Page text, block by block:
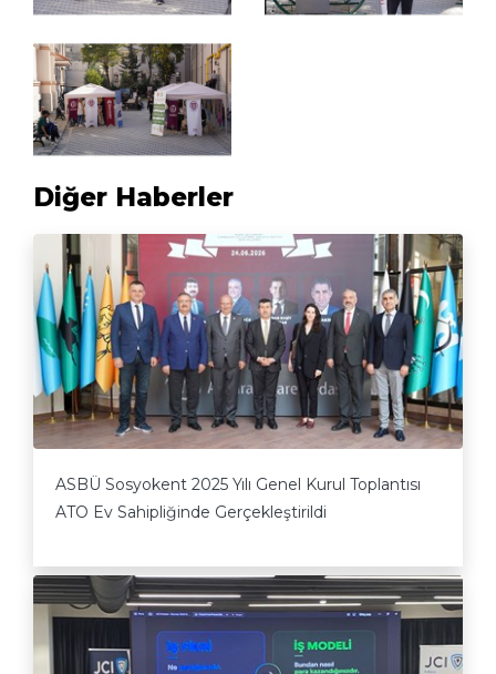
Diğer Haberler
ASBÜ Sosyokent 2025 Yılı Genel Kurul Toplantısı
ATO Ev Sahipliğinde Gerçekleştirildi